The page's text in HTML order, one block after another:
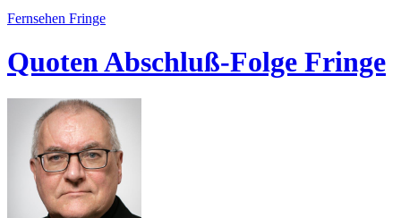
Fernsehen Fringe
Quoten Abschluß-Folge Fringe